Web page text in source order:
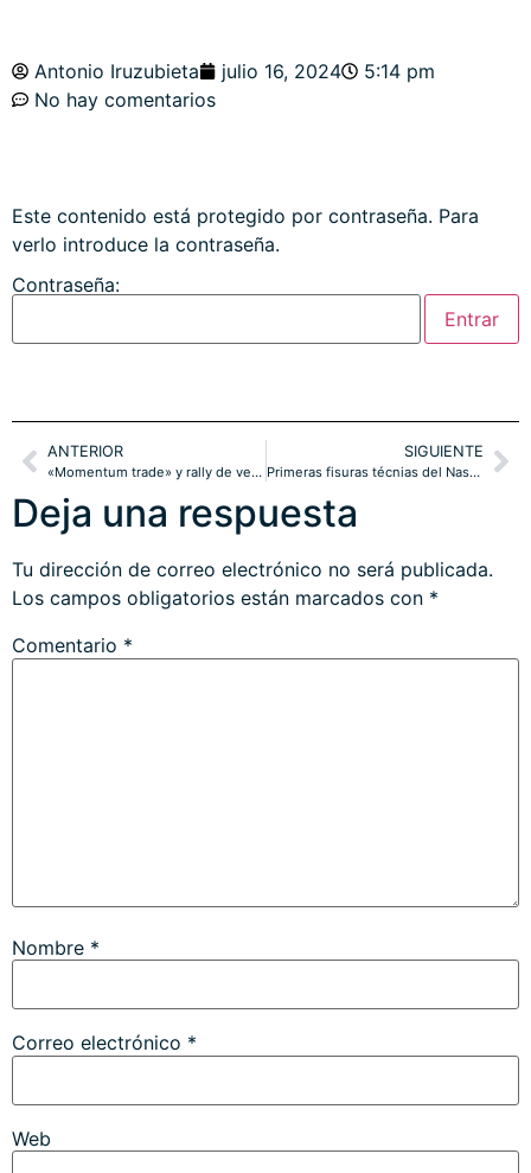
Antonio Iruzubieta julio 16, 2024
5:14 pm
No hay comentarios
Este contenido está protegido por contraseña. Para
verlo introduce la contraseña.
Contraseña:
ANTERIOR
«Momentum trade» y rally de verano en riesgo. ORO
SIGUIENTE
Primeras fisuras técnias del Nasdaq y ORO en máximos históricos.
Deja una respuesta
Tu dirección de correo electrónico no será publicada.
Los campos obligatorios están marcados con *
Comentario *
Nombre *
Correo electrónico *
Web